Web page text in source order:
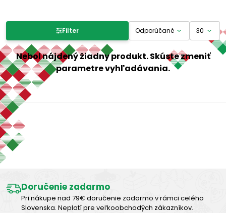
Filter produktov
Cena
€
Filter
Nebol nájdený žiadny produkt. Skúste zmeniť
parametre vyhľadávania.
Doručenie zadarmo
Pri nákupe nad 79€ doručenie zadarmo v rámci celého
Slovenska. Neplatí pre veľkoobchodých zákazníkov.